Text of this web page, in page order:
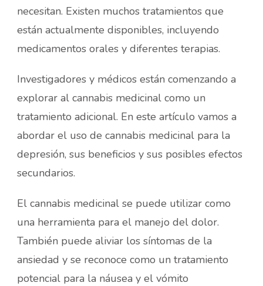
necesitan. Existen muchos tratamientos que
están actualmente disponibles, incluyendo
medicamentos orales y diferentes terapias.
Investigadores y médicos están comenzando a
explorar al cannabis medicinal como un
tratamiento adicional. En este artículo vamos a
abordar el uso de cannabis medicinal para la
depresión, sus beneficios y sus posibles efectos
secundarios.
El cannabis medicinal se puede utilizar como
una herramienta para el manejo del dolor.
También puede aliviar los síntomas de la
ansiedad y se reconoce como un tratamiento
potencial para la náusea y el vómito